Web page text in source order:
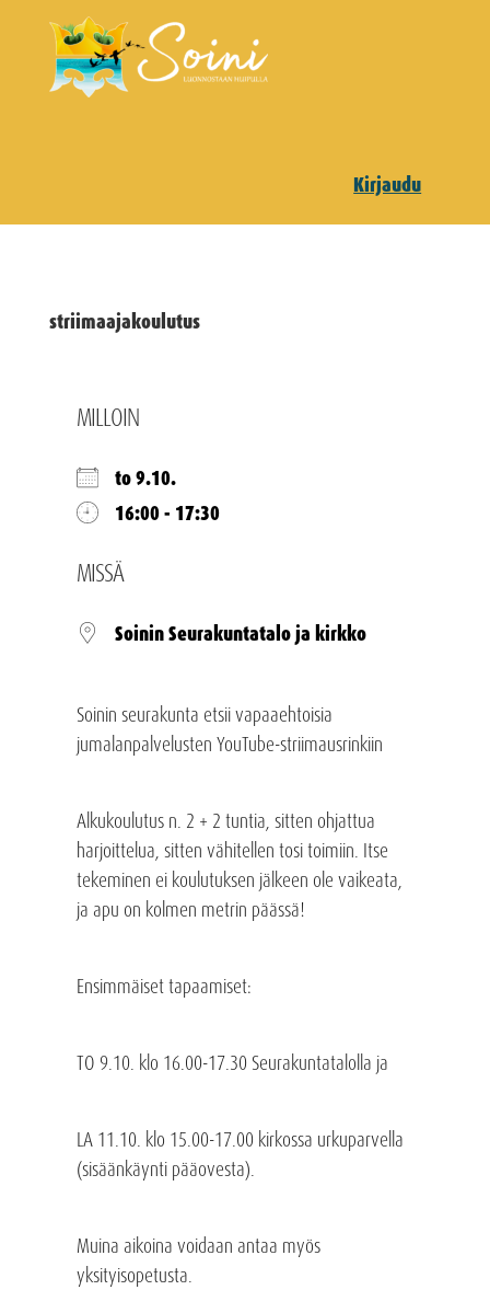
Kirjaudu
striimaajakoulutus
MILLOIN
to 9.10.
16:00 - 17:30
MISSÄ
Soinin Seurakuntatalo ja kirkko
Soinin seurakunta etsii vapaaehtoisia
jumalanpalvelusten YouTube-striimausrinkiin
Alkukoulutus n. 2 + 2 tuntia, sitten ohjattua
harjoittelua, sitten vähitellen tosi toimiin. Itse
tekeminen ei koulutuksen jälkeen ole vaikeata,
ja apu on kolmen metrin päässä!
Ensimmäiset tapaamiset:
TO 9.10. klo 16.00-17.30 Seurakuntatalolla ja
LA 11.10. klo 15.00-17.00 kirkossa urkuparvella
(sisäänkäynti pääovesta).
Muina aikoina voidaan antaa myös
yksityisopetusta.